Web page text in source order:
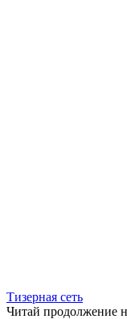
Тизерная сеть
Читай продолжение